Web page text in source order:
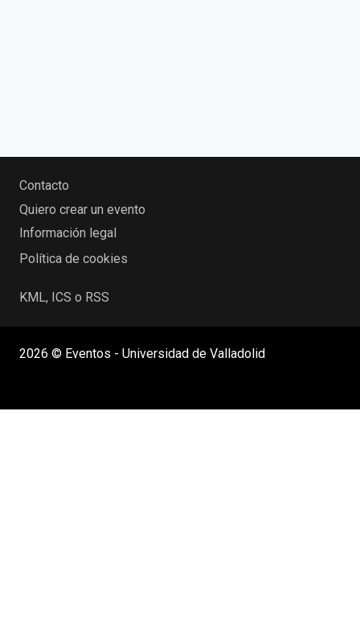
Contacto
Quiero crear un evento
Información legal
Política de cookies
KML, ICS o RSS
2026 © Eventos - Universidad de Valladolid